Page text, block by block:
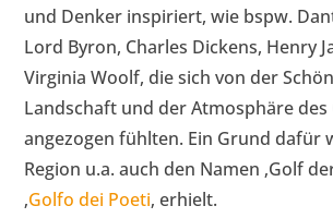
und Denker inspiriert, wie bspw.
Lord Byron, Charles Dickens, Henry
Virginia Woolf, die sich von der
Landschaft und der Atmosphäre des
angezogen fühlten. Ein Grund dafür
Region u.a. auch den Namen ‚Golf
‚Golfo dei Poeti‚ erhielt.